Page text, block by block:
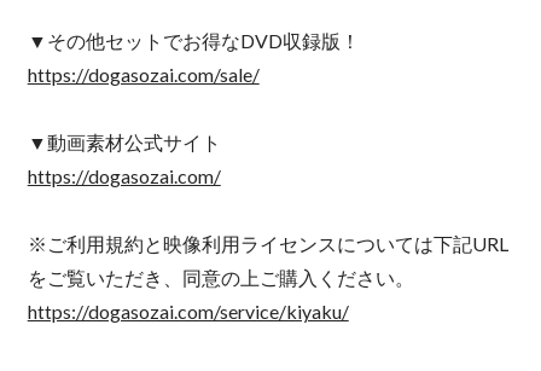
▼その他セットでお得なDVD収録版！
https://dogasozai.com/sale/
▼動画素材公式サイト
https://dogasozai.com/
※ご利用規約と映像利用ライセンスについては下記URL
をご覧いただき、同意の上ご購入ください。
https://dogasozai.com/service/kiyaku/